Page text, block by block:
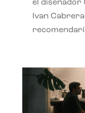
el diseñador
Ivan